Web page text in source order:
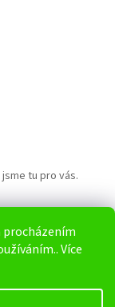
procházením
Více
tu pro vás.